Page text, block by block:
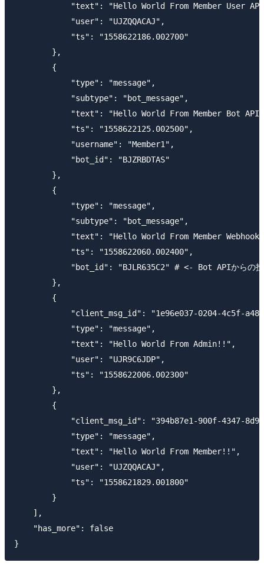
"text": "Hello World From Member User
            "user": "UJZQQACAJ",
            "ts": "1558622186.002700"
        },
        {
            "type": "message",
            "subtype": "bot_message",
"text": "Hello World From Member Bot
            "ts": "1558622125.002500",
            "username": "Member1",
            "bot_id": "BJZRBDTAS"
        },
        {
            "type": "message",
            "subtype": "bot_message",
"text": "Hello World From Member
            "ts": "1558622060.002400",
"bot_id": "BJLR635C2" # <- Bot APIからの投
        },
        {
"client_msg_id": "1e96e037-0204-4c5f-
            "type": "message",
            "text": "Hello World From Admin!!",
            "user": "UJR9C6JDP",
            "ts": "1558622006.002300"
        },
        {
"client_msg_id": "394b87e1-900f-4347-
            "type": "message",
            "text": "Hello World From Member!!",
            "user": "UJZQQACAJ",
            "ts": "1558621829.001800"
        }
    ],
    "has_more": false